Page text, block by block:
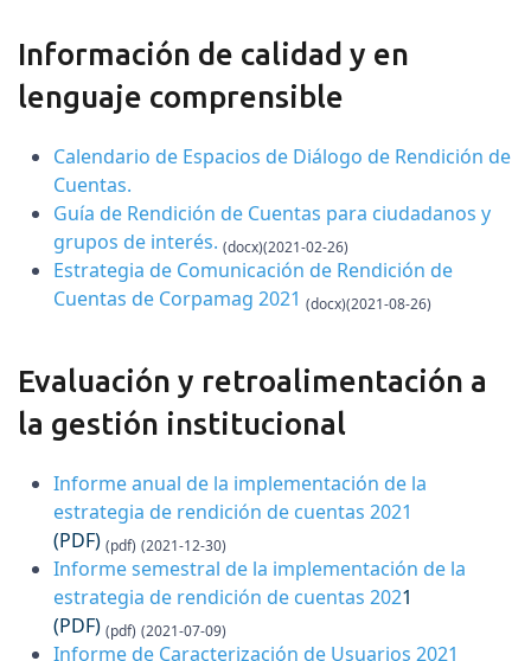
Información de calidad y en
lenguaje comprensible
Calendario de Espacios de Diálogo de Rendición de
Cuentas.
Guía de Rendición de Cuentas para ciudadanos y
grupos de interés. (docx)(2021-02-26)
Estrategia de Comunicación de Rendición de
Cuentas de Corpamag 2021 (docx)(2021-08-26)
Evaluación y retroalimentación a
la gestión institucional
Informe anual de la implementación de la
estrategia de rendición de cuentas 2021
(PDF) (pdf) (2021-12-30)
Informe semestral de la implementación de la
estrategia de rendición de cuentas 2021
(PDF) (pdf) (2021-07-09)
Informe de Caracterización de Usuarios 2021